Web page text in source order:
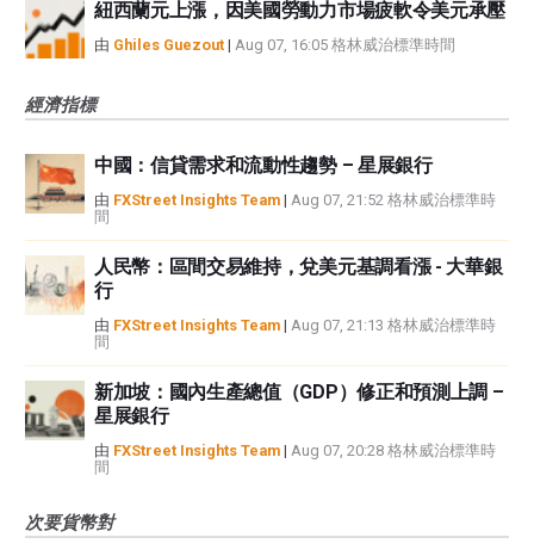
紐西蘭元上漲，因美國勞動力市場疲軟令美元承壓
由 Ghiles Guezout | Aug 07, 16:05 格林威治標準時間
經濟指標
中國：信貸需求和流動性趨勢 – 星展銀行
由 FXStreet Insights Team | Aug 07, 21:52 格林威治標準時
間
人民幣：區間交易維持，兌美元基調看漲 - 大華銀
行
由 FXStreet Insights Team | Aug 07, 21:13 格林威治標準時
間
新加坡：國內生產總值（GDP）修正和預測上調 –
星展銀行
由 FXStreet Insights Team | Aug 07, 20:28 格林威治標準時
間
次要貨幣對